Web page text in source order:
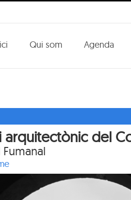
Qui som Agenda
del